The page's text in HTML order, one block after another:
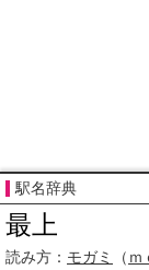
駅名辞典
最上
読み方： モガミ （ ｍ